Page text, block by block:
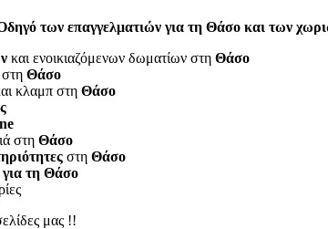
των επαγγελματιών για τη Θάσο και των
και ενοικιαζόμενων δωματίων στη Θάσο
στη Θάσο
κλαμπ στη Θάσο
στη Θάσο
στη Θάσο
τη Θάσο
μας !!